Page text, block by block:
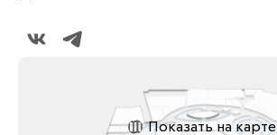
Показать на карте